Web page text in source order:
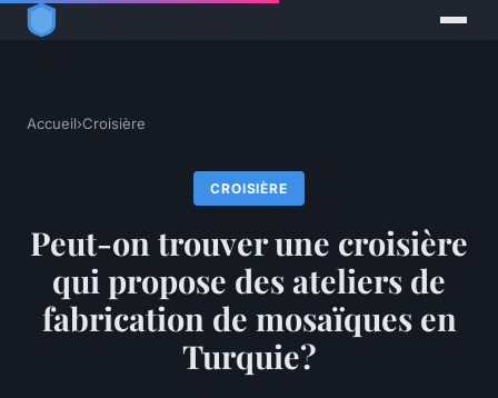
Accueil›Croisière
CROISIÈRE
Peut-on trouver une croisière
qui propose des ateliers de
fabrication de mosaïques en
Turquie?